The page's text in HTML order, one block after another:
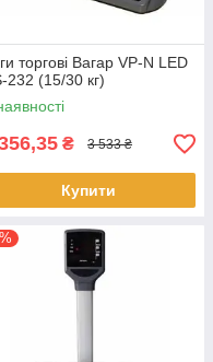
торгові Вагар VP-N LED
232 (15/30 кг)
₴ 3 533 ₴
Купити